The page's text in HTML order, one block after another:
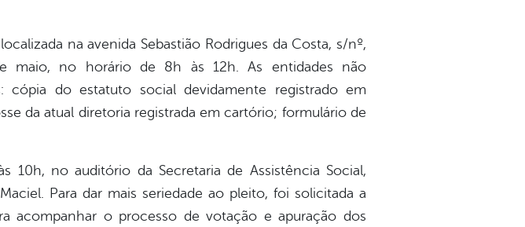
na avenida Sebastião Rodrigues da Costa, s/nº,
no horário de 8h às 12h. As entidades não
cópia do estatuto social devidamente registrado em
da atual diretoria registrada em cartório; formulário de
no auditório da Secretaria de Assistência Social,
Para dar mais seriedade ao pleito, foi solicitada a
acompanhar o processo de votação e apuração dos